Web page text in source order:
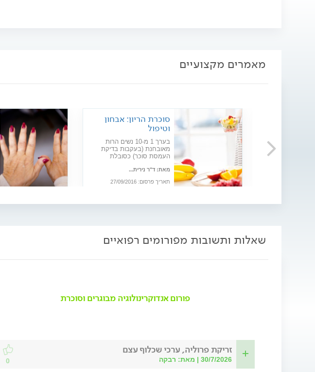
מאמרים מקצועיים
סוכרת הריון: אבחון
וטיפול
בערך 1 מ-10 נשים הרות
מאובחנת (בעקבות בדיקת
העמסת סוכר) כסובלת
למען בריאות האמא והתינוק
העומד להיוולד. מדריך
מאת: ד"ר נירית...
תאריך פרסום: 27/09/2016
שאלות ותשובות מפורומים רפואיים
פורום אנדוקרינולוגיה מבוגרים וסוכרת
זריקת פרוליה, ערכי שכלוף עצם
30/7/2026 | מאת: רבקה 0